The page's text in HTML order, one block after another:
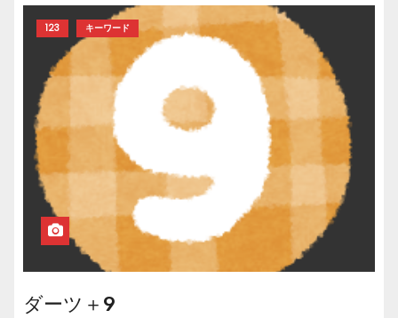
123 キーワード
ダーツ＋9